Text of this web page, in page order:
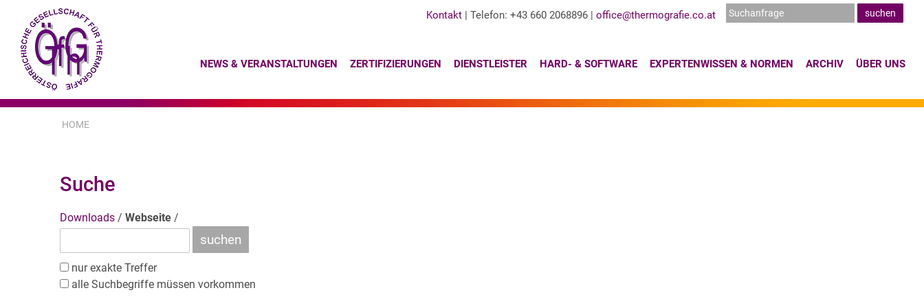
Kontakt | Telefon: +43 660 2068896 | office@thermografie.co.at
NEWS & VERANSTALTUNGEN ZERTIFIZIERUNGEN DIENSTLEISTER HARD- & SOFTWARE EXPERTENWISSEN & NORMEN ARCHIV ÜBER UNS
HOME
Suche
Downloads / Webseite /
nur exakte Treffer
alle Suchbegriffe müssen vorkommen